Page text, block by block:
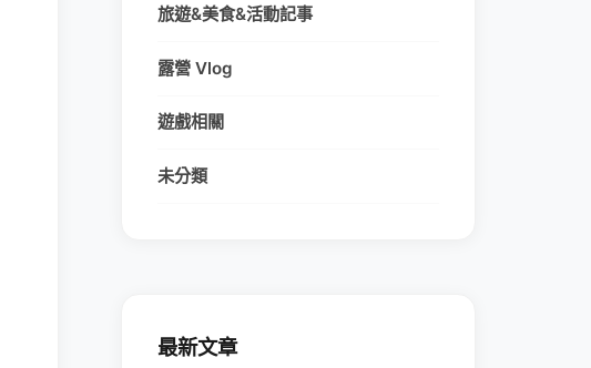
旅遊&美食&活動記事
露營 Vlog
遊戲相關
未分類
最新文章